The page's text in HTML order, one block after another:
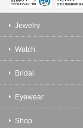
Jewelry
Watch
Bridal
Eyewear
Shop